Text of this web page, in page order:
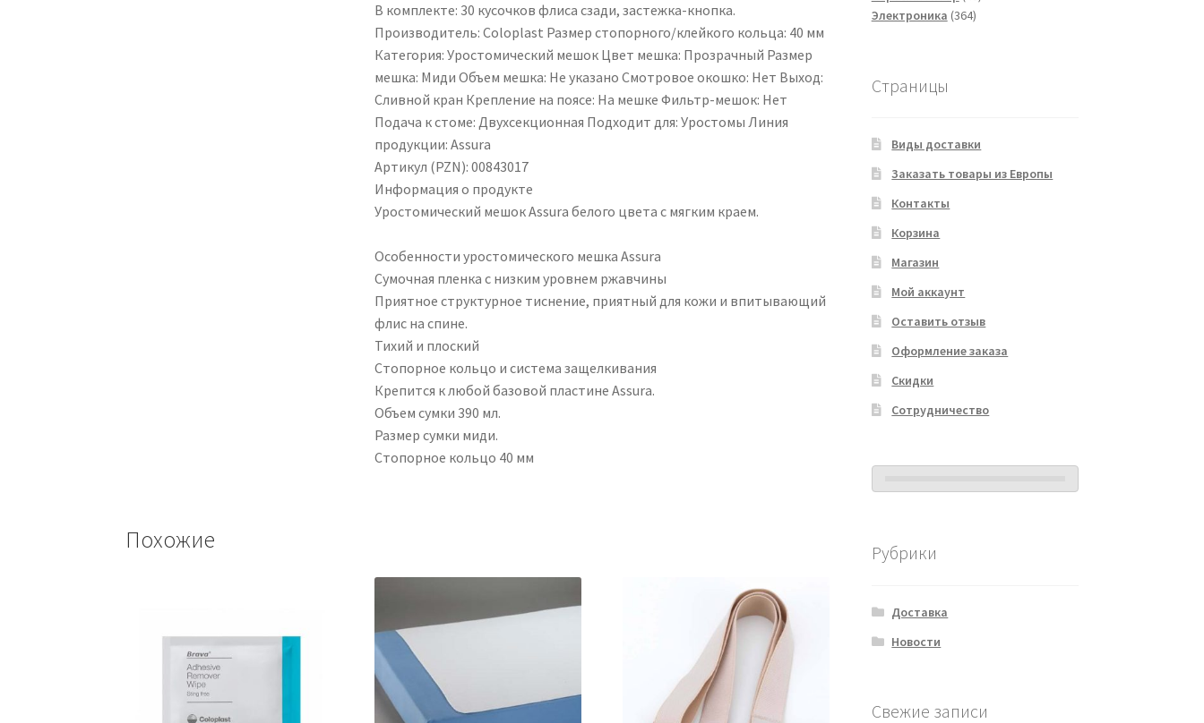
В комплекте: 30 кусочков флиса сзади, застежка-кнопка.
Производитель: Coloplast Размер стопорного/клейкого кольца: 40 мм
Категория: Уростомический мешок Цвет мешка: Прозрачный Размер
мешка: Миди Объем мешка: Не указано Смотровое окошко: Нет Выход:
Сливной кран Крепление на поясе: На мешке Фильтр-мешок: Нет
Подача к стоме: Двухсекционная Подходит для: Уростомы Линия
продукции: Assura
Артикул (PZN): 00843017
Информация о продукте
Уростомический мешок Assura белого цвета с мягким краем.
Особенности уростомического мешка Assura
Сумочная пленка с низким уровнем ржавчины
Приятное структурное тиснение, приятный для кожи и впитывающий
флис на спине.
Тихий и плоский
Стопорное кольцо и система защелкивания
Крепится к любой базовой пластине Assura.
Объем сумки 390 мл.
Размер сумки миди.
Стопорное кольцо 40 мм
Похожие
Электроника 364364
Страницы
Виды доставки
Заказать товары из Европы
Контакты
Корзина
Магазин
Мой аккаунт
Оставить отзыв
Оформление заказа
Скидки
Сотрудничество
Рубрики
Доставка
Новости
Свежие записи